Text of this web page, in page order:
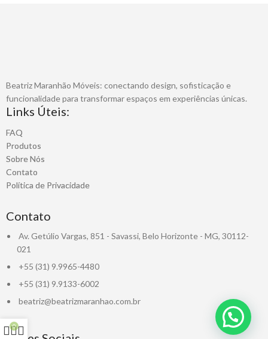
Beatriz Maranhão Móveis: conectando design, sofisticação e
funcionalidade para transformar espaços em experiências únicas.
Links Úteis:
FAQ
Produtos
Sobre Nós
Contato
Política de Privacidade
Contato
Av. Getúlio Vargas, 851 - Savassi, Belo Horizonte - MG, 30112-
021
+55 (31) 9.9965-4480
+55 (31) 9.9133-6002
beatriz@beatrizmaranhao.com.br
0